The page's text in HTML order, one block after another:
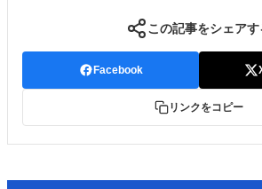
この記事をシェアす
Facebook
リンクをコピー